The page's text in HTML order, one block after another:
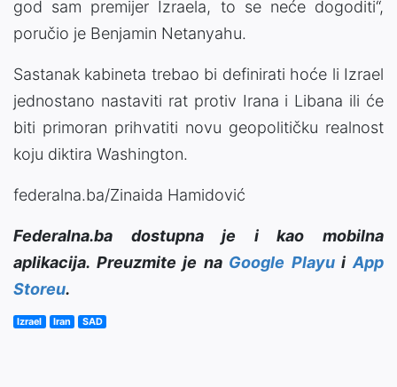
god sam premijer Izraela, to se neće dogoditi“,
poručio je Benjamin Netanyahu.
Sastanak kabineta trebao bi definirati hoće li Izrael
jednostano nastaviti rat protiv Irana i Libana ili će
biti primoran prihvatiti novu geopolitičku realnost
koju diktira Washington.
federalna.ba/Zinaida Hamidović
Federalna.ba dostupna je i kao mobilna
aplikacija. Preuzmite je na Google PlayuiApp
Storeu.
Izrael Iran SAD